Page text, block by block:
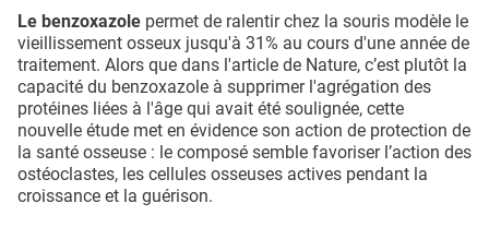
Le benzoxazole permet de ralentir chez la souris modèle le
vieillissement osseux jusqu'à 31% au cours d'une année de
traitement. Alors que dans l'article de Nature, c’est plutôt la
capacité du benzoxazole à supprimer l'agrégation des
protéines liées à l'âge qui avait été soulignée, cette
nouvelle étude met en évidence son action de protection de
la santé osseuse : le composé semble favoriser l’action des
ostéoclastes, les cellules osseuses actives pendant la
croissance et la guérison.